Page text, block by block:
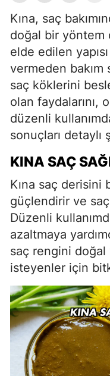
Kına, saç
doğal bir yöntem
elde edilen
vermeden bakım
saç köklerini
olan faydalarını,
düzenli
sonuçları detaylı
KINA SAÇ
Kına saç derisini
güçlendirir ve
Düzenli
azaltmaya
saç rengini
isteyenler için